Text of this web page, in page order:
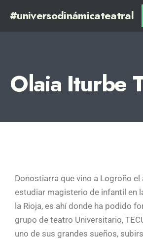
#universodinámicateatral
Olaia Iturbe
Donostiarra que vino a Logroño el
estudiar magisterio de infantil en
la Rioja, es ahí donde ha podido
grupo de teatro Universitario,
uno de sus grandes sueños,